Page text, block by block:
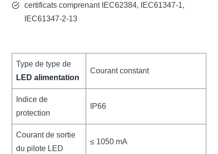
certificats comprenant IEC62384, IEC61347-1,
IEC61347-2-13
Type de type de
LED alimentation
Courant constant
Indice de
protection
IP66
Courant de sortie
du pilote LED
≤ 1050 mA